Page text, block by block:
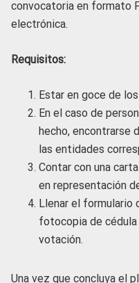
convocatoria en formato
electrónica.
Requisitos:
Estar en goce de
En el caso de
hecho, encontrarse
las entidades
Contar con una
en representación
Llenar el formulario
fotocopia de
votación.
Una vez que concluya el